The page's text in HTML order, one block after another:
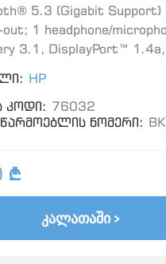
5.3 (Gigabit Support)
1 headphone/
3.1, DisplayPort™
HP
კოდი: 76032
ნომერი:
₾
ᲙᲐᲚᲐᲗᲐᲨᲘ >